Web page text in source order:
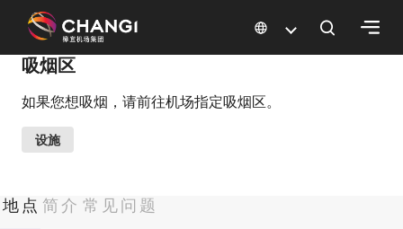
所
有
樟
网
站:
吸烟区
如果您想吸烟，请前往机场指定吸烟区。
设施
地点 简介 常见问题